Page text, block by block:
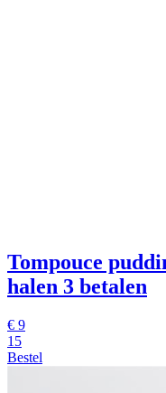
Tompouce
halen 3 betalen
€ 9
15
Bestel